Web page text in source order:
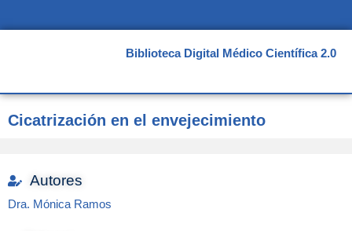
al
Biblioteca Digital Médico Científica 2.0
Cicatrización en el envejecimiento
Autores
Dra. Mónica Ramos